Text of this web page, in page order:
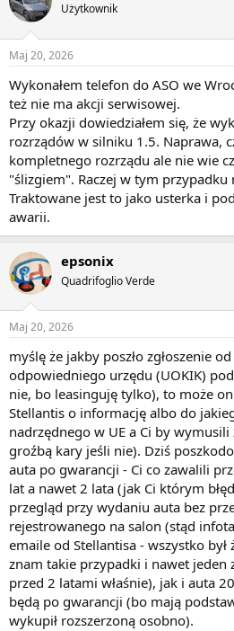
Użytkownik
Maj 20, 2026
Wykonałem telefon do ASO we
też nie ma akcji serwisowej.
Przy okazji dowiedziałem się, że
rozrządów w silniku 1.5. Naprawa,
kompletnego rozrządu ale nie wie
"ślizgiem". Raczej w tym przypadku
Traktowane jest to jako usterka i
awarii.
epsonix
Quadrifoglio Verde
Maj 20, 2026
myślę że jakby poszło zgłoszenie
odpowiedniego urzędu (UOKIK)
nie, bo leasinguję tylko), to może
Stellantis o informację albo do
nadrzędnego w UE a Ci by
groźbą kary jeśli nie). Dziś
auta po gwarancji - Ci co zawalili
lat a nawet 2 lata (jak Ci którym
przegląd przy wydaniu auta bez
rejestrowanego na salon (stąd
emaile od Stellantisa - wszystko
znam takie przypadki i nawet jeden
przed 2 latami właśnie), jak i auta
będą po gwarancji (bo mają
wykupił rozszerzoną osobno).